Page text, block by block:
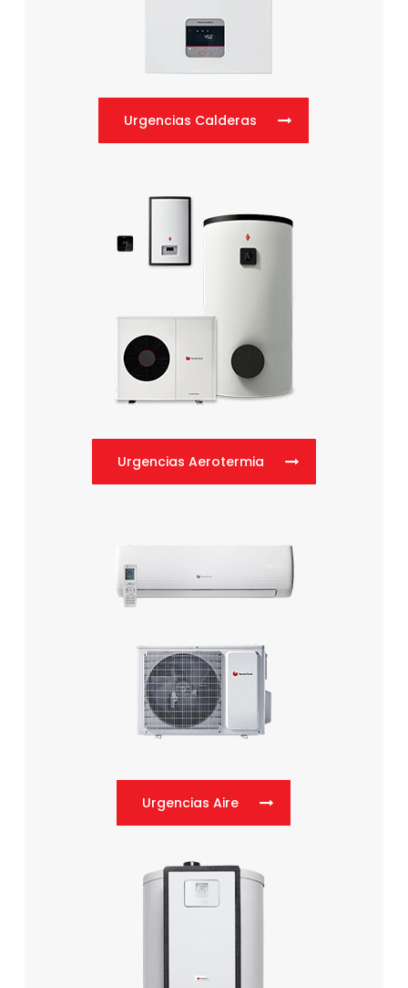
Urgencias Calderas
Urgencias Aerotermia
Urgencias Aire